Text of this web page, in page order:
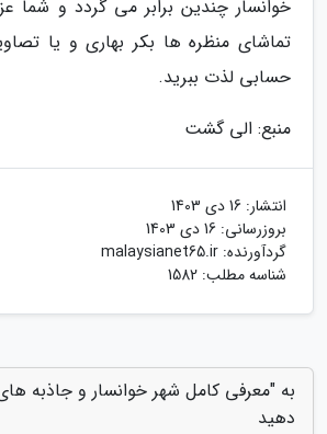
خوانسار چندین برابر می گردد و شما
تماشای منظره ها بکر بهاری و یا
حسابی لذت ببرید.
منبع: الی گشت
انتشار: 16 دی 1403
بروزرسانی: 16 دی 1403
گردآورنده: malaysianet65.ir
شناسه مطلب: 1582
به "معرفی کامل شهر خوانسار و جاذبه
دهید